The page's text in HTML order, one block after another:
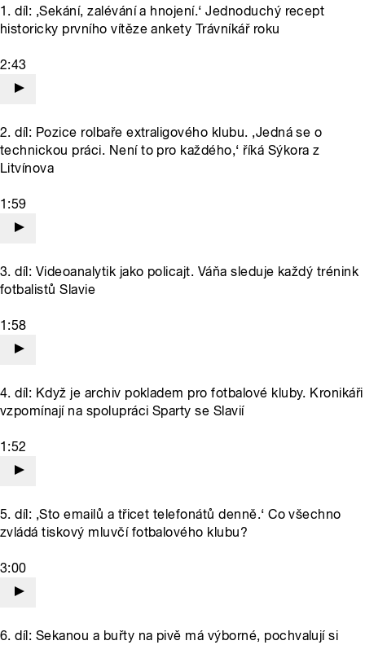
1. díl: ‚Sekání, zalévání a hnojení.‘ Jednoduchý recept
historicky prvního vítěze ankety Trávníkář roku
2:43
2. díl: Pozice rolbaře extraligového klubu. ‚Jedná se o
technickou práci. Není to pro každého,‘ říká Sýkora z
Litvínova
1:59
3. díl: Videoanalytik jako policajt. Váňa sleduje každý trénink
fotbalistů Slavie
1:58
4. díl: Když je archiv pokladem pro fotbalové kluby. Kronikáři
vzpomínají na spolupráci Sparty se Slavií
1:52
5. díl: ‚Sto emailů a třicet telefonátů denně.‘ Co všechno
zvládá tiskový mluvčí fotbalového klubu?
3:00
6. díl: Sekanou a buřty na pivě má výborné‚ pochvalují si